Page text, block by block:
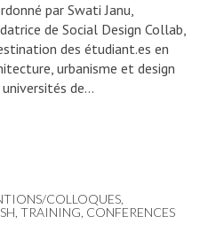
par Swati Janu,
de Social Design Collab,
des étudiant.es en
urbanisme et design
universités de…
COLLOQUES
TRAINING, CONFERENCES